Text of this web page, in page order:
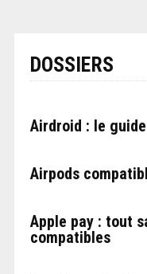
DOSSIERS
Airdroid : le
Airpods
Apple pay : tout
compatibles